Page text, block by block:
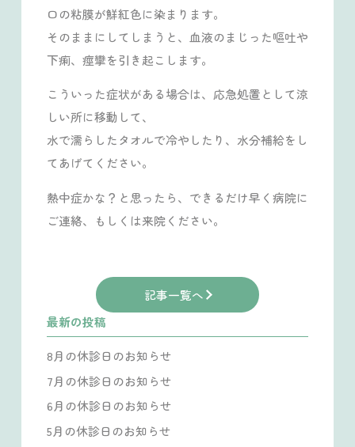
口の粘膜が鮮紅色に染まります。
そのままにしてしまうと、血液のまじった嘔吐や
下痢、痙攣を引き起こします。
こういった症状がある場合は、応急処置として涼
しい所に移動して、
水で濡らしたタオルで冷やしたり、水分補給をし
てあげてください。
熱中症かな？と思ったら、できるだけ早く病院に
ご連絡、もしくは来院ください。
記事一覧へ
最新の投稿
8月の休診日のお知らせ
7月の休診日のお知らせ
6月の休診日のお知らせ
5月の休診日のお知らせ